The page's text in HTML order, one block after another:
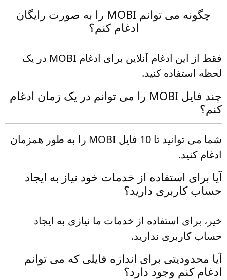
چگونه می توانم MOBI را به صورت رایگان
ادغام کنم؟
فقط از این ادغام آنلاین برای ادغام MOBI در یک
لحظه استفاده کنید.
چند فایل MOBI را می توانم در یک زمان ادغام
کنم؟
شما می توانید تا 10 فایل MOBI را به طور همزمان
ادغام کنید.
آیا برای استفاده از خدمات خود نیاز به ایجاد
حساب کاربری دارید؟
خیر، برای استفاده از خدمات ما نیازی به ایجاد
حساب کاربری ندارید.
آیا محدودیتی برای اندازه فایلی که می توانم
ادغام کنم وجود دارد؟